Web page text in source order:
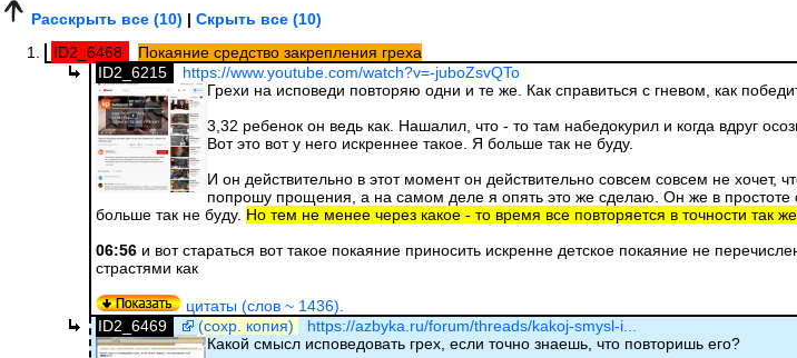
Расскрыть все (10) | Скрыть все (10)
ID2_6468
Покаяние средство закрепления греха
ID2_6215
https://www.youtube.com/watch?v=-juboZsvQTo
Грехи на исповеди повторяю одни и те же. Как справиться с гневом, как
3,32 ребенок он ведь как. Нашалил, что - то там набедокурил и когда вдруг
Вот это вот у него искреннее такое. Я больше так не буду.
И он действительно в этот момент он действительно совсем совсем не
попрошу прощения, а на самом деле я опять это же сделаю. Он же в простоте
больше так не буду. Но тем не менее через какое - то время все повторяется в точности
06:56 и вот стараться вот такое покаяние приносить искренне детское покаяние не
страстями как
цитаты (слов ~ 1436).
ID2_6469
(сохр. копия)
https://azbyka.ru/forum/threads/kakoj-smysl-i...
Какой смысл исповедовать грех, если точно знаешь, что повторишь его?